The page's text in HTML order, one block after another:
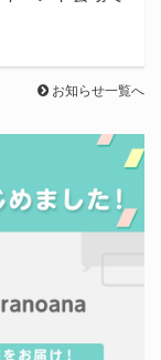
お知らせ一覧へ